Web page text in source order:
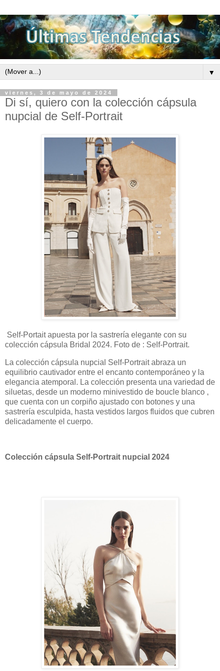
▼
viernes, 3 de mayo de 2024
Di sí, quiero con la colección cápsula
nupcial de Self-Portrait
Self-Portait apuesta por la sastrería elegante con su
colección cápsula Bridal 2024. Foto de : Self-Portrait.
La colección cápsula nupcial Self-Portrait abraza un
equilibrio cautivador entre el encanto contemporáneo y la
elegancia atemporal. La colección presenta una variedad de
siluetas, desde un moderno minivestido de boucle blanco ,
que cuenta con un corpiño ajustado con botones y una
sastrería esculpida, hasta vestidos largos fluidos que cubren
delicadamente el cuerpo.
Colección cápsula Self-Portrait nupcial 2024